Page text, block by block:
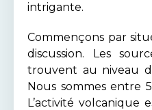
intrigante.
Commençons par
discussion. Les
trouvent au niveau
Nous sommes entre
L’activité volcanique